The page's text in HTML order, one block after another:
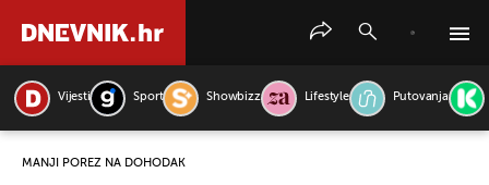
Vijesti Sport Showbizz Lifestyle Putovanja
MANJI POREZ NA DOHODAK
PRETRAŽITE VIJESTI